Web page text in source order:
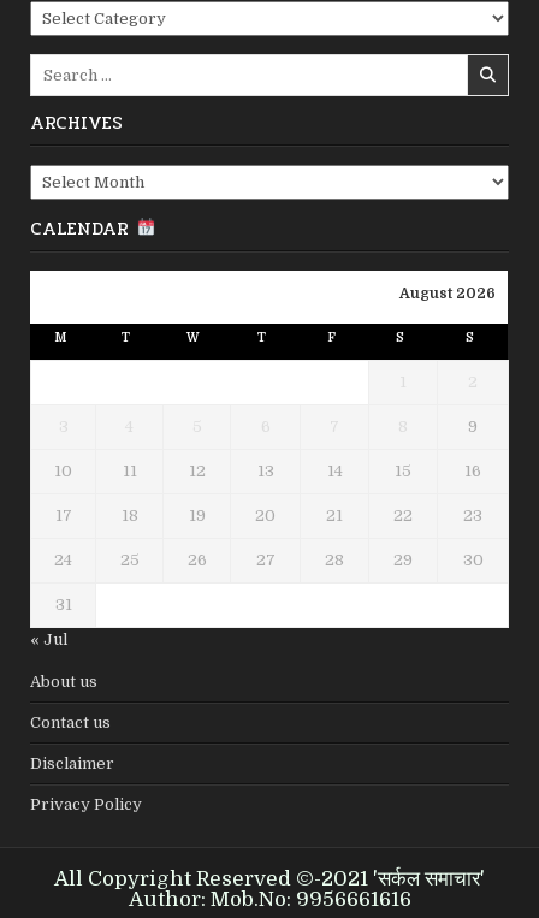
Categories
ARCHIVES
Archives
CALENDAR
August 2026
M T W T F S S
1 2
3 4 5 6 7 8 9
10 11 12 13 14 15 16
17 18 19 20 21 22 23
24 25 26 27 28 29 30
31
« Jul
About us
Contact us
Disclaimer
Privacy Policy
All Copyright Reserved ©-2021 'सर्कल समाचार'
Author: Mob.No: 9956661616